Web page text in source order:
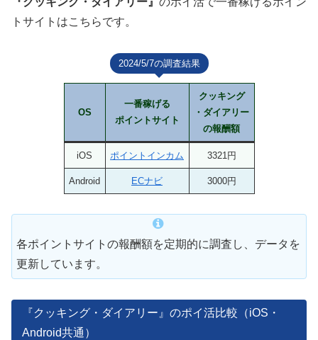
トサイトはこちらです。
2024/5/7の調査結果
OS
一番稼げる
ポイントサイト
クッキング
・ダイアリー
の報酬額
iOS ポイントインカム 3321円
Android ECナビ 3000円
各ポイントサイトの報酬額を定期的に調査し、データを
更新しています。
『クッキング・ダイアリー』のポイ活比較（iOS・
Android共通）